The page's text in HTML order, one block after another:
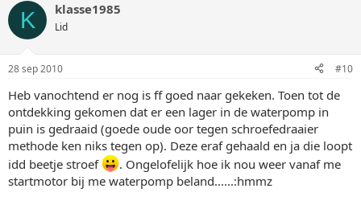
K klasse1985
Lid
28 sep 2010 #10
Heb vanochtend er nog is ff goed naar gekeken. Toen tot de
ontdekking gekomen dat er een lager in de waterpomp in
puin is gedraaid (goede oude oor tegen schroefedraaier
methode ken niks tegen op). Deze eraf gehaald en ja die loopt
idd beetje stroef
. Ongelofelijk hoe ik nou weer vanaf me
startmotor bij me waterpomp beland......:hmmz